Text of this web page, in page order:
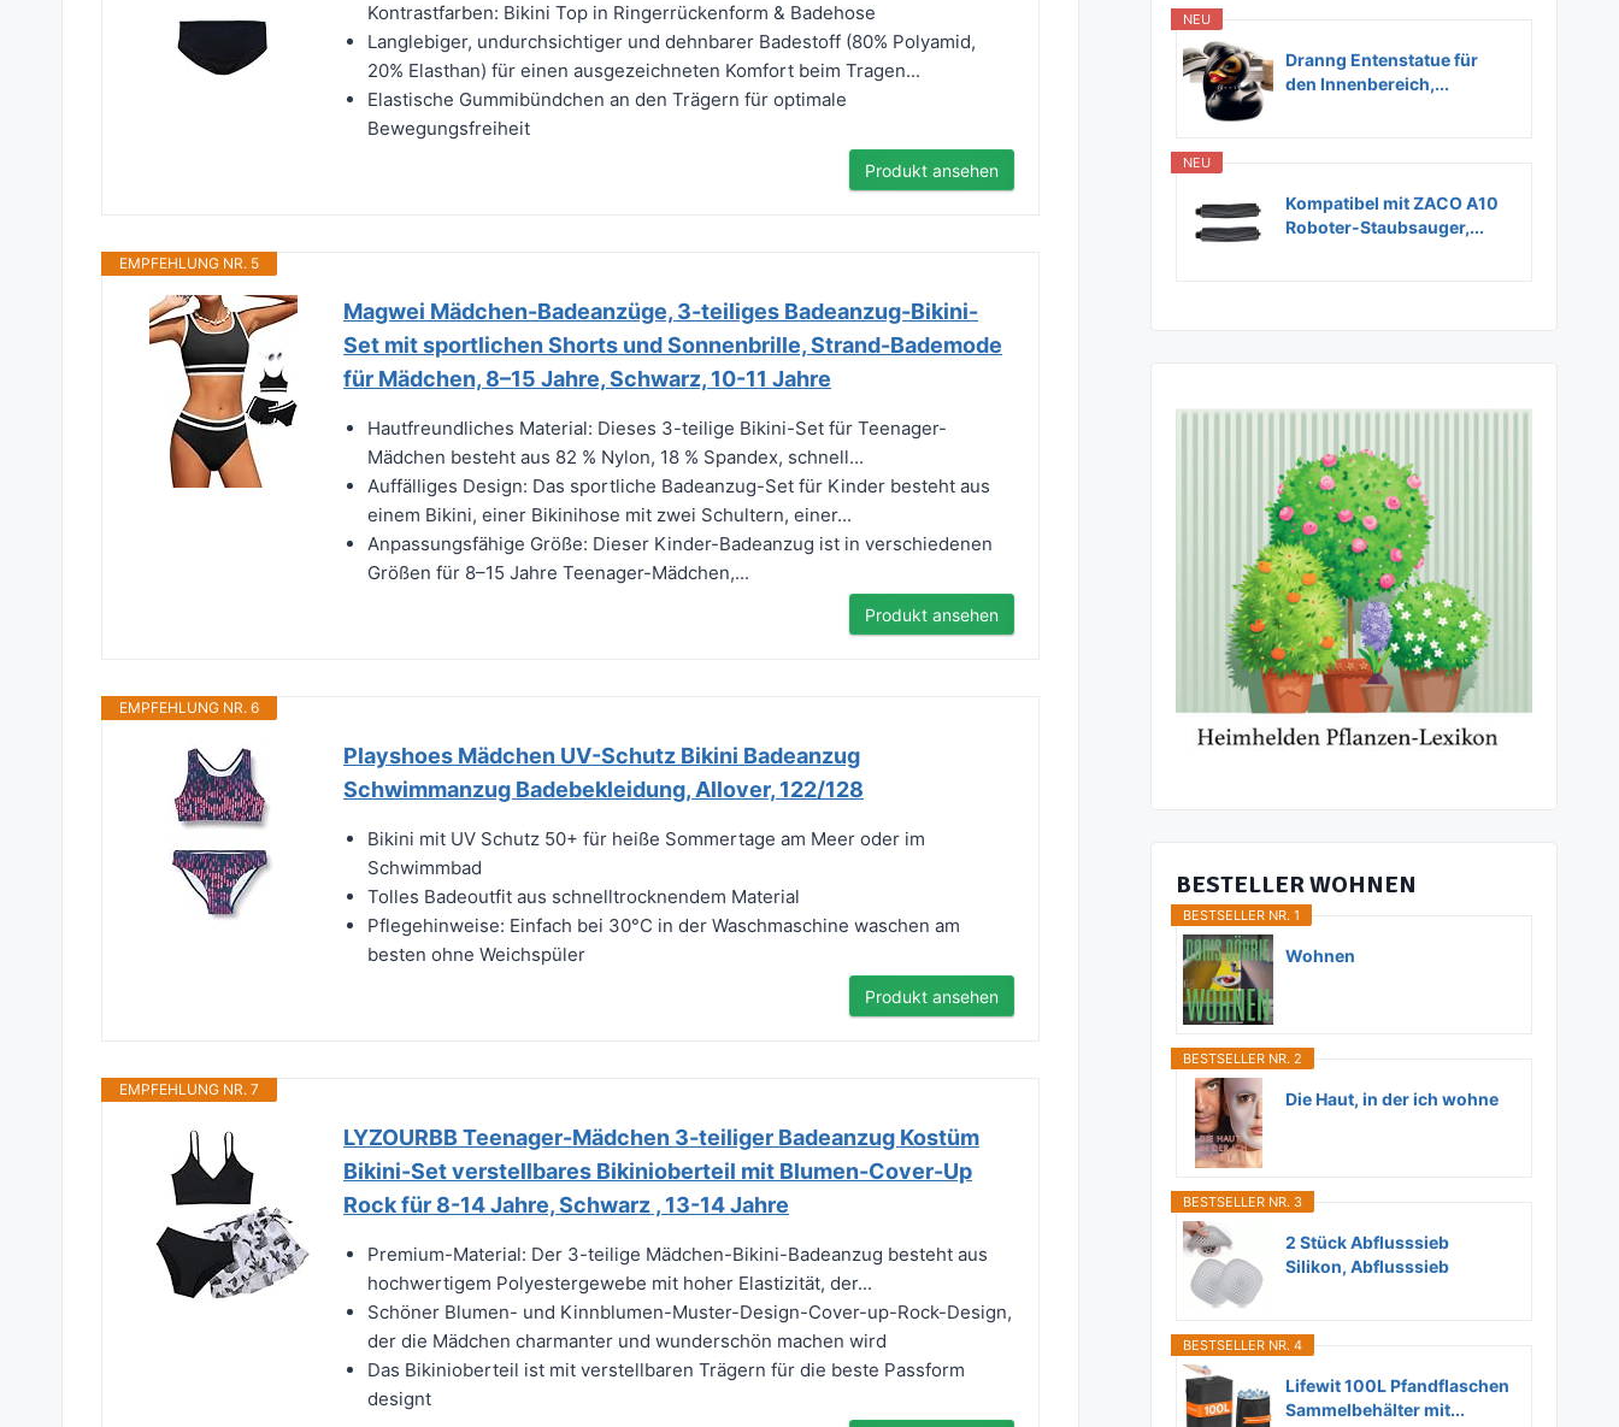
Kontrastfarben: Bikini Top in Ringerrückenform & Badehose
Langlebiger, undurchsichtiger und dehnbarer Badestoff (80% Polyamid,
20% Elasthan) für einen ausgezeichneten Komfort beim Tragen...
Elastische Gummibündchen an den Trägern für optimale
Bewegungsfreiheit
Produkt ansehen
EMPFEHLUNG NR. 5
Magwei Mädchen-Badeanzüge, 3-teiliges Badeanzug-Bikini-
Set mit sportlichen Shorts und Sonnenbrille, Strand-Bademode
für Mädchen, 8–15 Jahre, Schwarz, 10-11 Jahre
Hautfreundliches Material: Dieses 3-teilige Bikini-Set für Teenager-
Mädchen besteht aus 82 % Nylon, 18 % Spandex, schnell...
Auffälliges Design: Das sportliche Badeanzug-Set für Kinder besteht aus
einem Bikini, einer Bikinihose mit zwei Schultern, einer...
Anpassungsfähige Größe: Dieser Kinder-Badeanzug ist in verschiedenen
Größen für 8–15 Jahre Teenager-Mädchen,...
Produkt ansehen
EMPFEHLUNG NR. 6
Playshoes Mädchen UV-Schutz Bikini Badeanzug
Schwimmanzug Badebekleidung, Allover, 122/128
Bikini mit UV Schutz 50+ für heiße Sommertage am Meer oder im
Schwimmbad
Tolles Badeoutfit aus schnelltrocknendem Material
Pflegehinweise: Einfach bei 30°C in der Waschmaschine waschen am
besten ohne Weichspüler
Produkt ansehen
EMPFEHLUNG NR. 7
LYZOURBB Teenager-Mädchen 3-teiliger Badeanzug Kostüm
Bikini-Set verstellbares Bikinioberteil mit Blumen-Cover-Up
Rock für 8-14 Jahre, Schwarz , 13-14 Jahre
Premium-Material: Der 3-teilige Mädchen-Bikini-Badeanzug besteht aus
hochwertigem Polyestergewebe mit hoher Elastizität, der...
Schöner Blumen- und Kinnblumen-Muster-Design-Cover-up-Rock-Design,
der die Mädchen charmanter und wunderschön machen wird
Das Bikinioberteil ist mit verstellbaren Trägern für die beste Passform
designt
NEU
Dranng Entenstatue für
den Innenbereich,...
NEU
Kompatibel mit ZACO A10
Roboter-Staubsauger,...
BESTELLER WOHNEN
BESTSELLER NR. 1
Wohnen
BESTSELLER NR. 2
Die Haut, in der ich wohne
BESTSELLER NR. 3
2 Stück Abflusssieb
Silikon, Abflusssieb
BESTSELLER NR. 4
Lifewit 100L Pfandflaschen
Sammelbehälter mit...